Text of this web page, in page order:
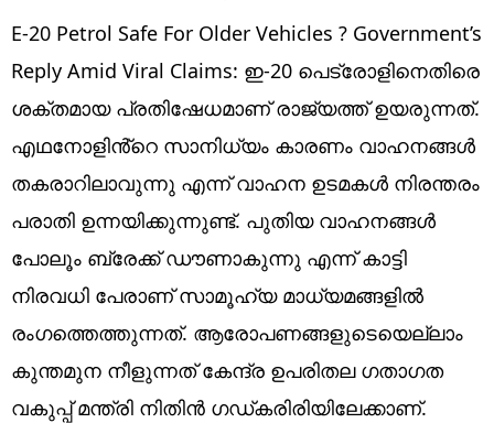
Lifestyle
world
Technology
Religion
Web Story
Short Videos
E-20 Petrol Safe For Older Vehicles ? Government’s
Reply Amid Viral Claims: ഇ-20 പെട്രോളിനെതിരെ
ശക്തമായ പ്രതിഷേധമാണ് രാജ്യത്ത് ഉയരുന്നത്.
എഥനോളിൻ്റെ സാനിധ്യം കാരണം വാഹനങ്ങൾ
തകരാറിലാവുന്നു എന്ന് വാഹന ഉടമകൾ നിരന്തരം
പരാതി ഉന്നയിക്കുന്നുണ്ട്. പുതിയ വാഹനങ്ങൾ
പോലൂം ബ്രേക്ക് ഡൗണാകുന്നു എന്ന് കാട്ടി
നിരവധി പേരാണ് സാമൂഹ്യ മാധ്യമങ്ങളിൽ
രംഗത്തെത്തുന്നത്. ആരോപണങ്ങളുടെയെല്ലാം
കുന്തമുന നീളുന്നത് കേന്ദ്ര ഉപരിതല ഗതാഗത
വകുപ്പ് മന്ത്രി നിതിൻ ഗഡ്കരിരിയിലേക്കാണ്.